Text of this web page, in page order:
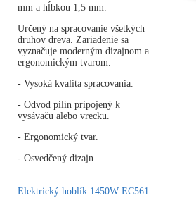
mm a hĺbkou 1,5 mm.
Určený na spracovanie všetkých
druhov dreva. Zariadenie sa
vyznačuje moderným dizajnom a
ergonomickým tvarom.
- Vysoká kvalita spracovania.
- Odvod pilín pripojený k
vysávaču alebo vrecku.
- Ergonomický tvar.
- Osvedčený dizajn.
Elektrický hoblík 1450W EC561